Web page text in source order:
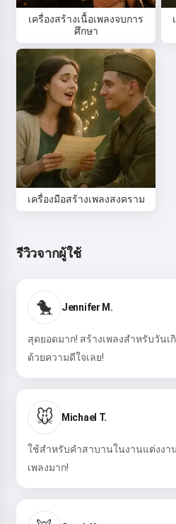
เครื่องสร้างเนื้อเพลงจบการ
ศึกษา
เครื่องมือสร้างเพลงสงคราม
รีวิวจากผู้ใช้
🐤 Jennifer M.
สุดยอดมาก! สร้างเพลงสำหรับวันเ
ด้วยความดีใจเลย!
🐭 Michael T.
ใช้สำหรับคำสาบานในงานแต่งงา
เพลงมาก!
ฉันสามารถแต่งเพลง
ลองเลย
นโยบายความเป็นส่ว
นโยบายการคืนเงิน